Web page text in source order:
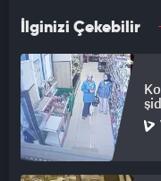
İlginizi Çekebilir